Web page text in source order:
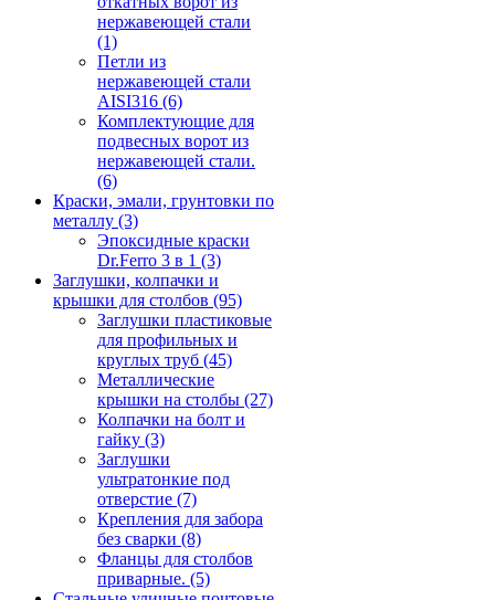
нержавеющей стали
(1)
Петли из
нержавеющей стали
AISI316 (6)
Комплектующие для
подвесных ворот из
нержавеющей стали.
(6)
Краски, эмали, грунтовки по
металлу (3)
Эпоксидные краски
Dr.Ferro 3 в 1 (3)
Заглушки, колпачки и
крышки для столбов (95)
Заглушки пластиковые
для профильных и
круглых труб (45)
Металлические
крышки на столбы (27)
Колпачки на болт и
гайку (3)
Заглушки
ультратонкие под
отверстие (7)
Крепления для забора
без сварки (8)
Фланцы для столбов
приварные. (5)